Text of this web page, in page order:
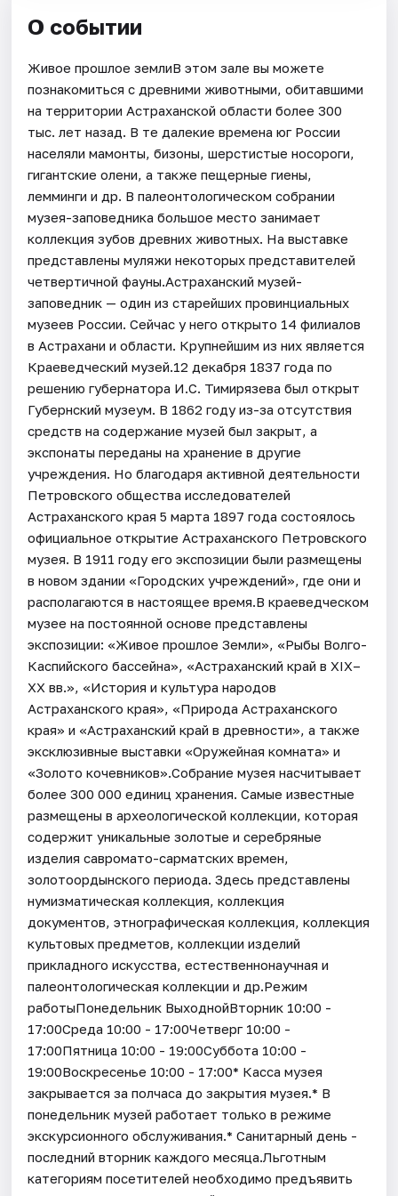
О событии
Живое прошлое землиВ этом зале вы можете
познакомиться с древними животными, обитавшими
на территории Астраханской области более 300
тыс. лет назад. В те далекие времена юг России
населяли мамонты, бизоны, шерстистые носороги,
гигантские олени, а также пещерные гиены,
лемминги и др. В палеонтологическом собрании
музея-заповедника большое место занимает
коллекция зубов древних животных. На выставке
представлены муляжи некоторых представителей
четвертичной фауны.Астраханский музей-
заповедник — один из старейших провинциальных
музеев России. Сейчас у него открыто 14 филиалов
в Астрахани и области. Крупнейшим из них является
Краеведческий музей.12 декабря 1837 года по
решению губернатора И.С. Тимирязева был открыт
Губернский музеум. В 1862 году из-за отсутствия
средств на содержание музей был закрыт, а
экспонаты переданы на хранение в другие
учреждения. Но благодаря активной деятельности
Петровского общества исследователей
Астраханского края 5 марта 1897 года состоялось
официальное открытие Астраханского Петровского
музея. В 1911 году его экспозиции были размещены
в новом здании «Городских учреждений», где они и
располагаются в настоящее время.В краеведческом
музее на постоянной основе представлены
экспозиции: «Живое прошлое Земли», «Рыбы Волго-
Каспийского бассейна», «Астраханский край в XIX–
XX вв.», «История и культура народов
Астраханского края», «Природа Астраханского
края» и «Астраханский край в древности», а также
эксклюзивные выставки «Оружейная комната» и
«Золото кочевников».Собрание музея насчитывает
более 300 000 единиц хранения. Самые известные
размещены в археологической коллекции, которая
содержит уникальные золотые и серебряные
изделия савромато-сарматских времен,
золотоордынского периода. Здесь представлены
нумизматическая коллекция, коллекция
документов, этнографическая коллекция, коллекция
культовых предметов, коллекции изделий
прикладного искусства, естественнонаучная и
палеонтологическая коллекции и др.Режим
работыПонедельник ВыходнойВторник 10:00 -
17:00Среда 10:00 - 17:00Четверг 10:00 -
17:00Пятница 10:00 - 19:00Суббота 10:00 -
19:00Воскресенье 10:00 - 17:00* Касса музея
закрывается за полчаса до закрытия музея.* В
понедельник музей работает только в режиме
экскурсионного обслуживания.* Санитарный день -
последний вторник каждого месяца.Льготным
категориям посетителей необходимо предъявить